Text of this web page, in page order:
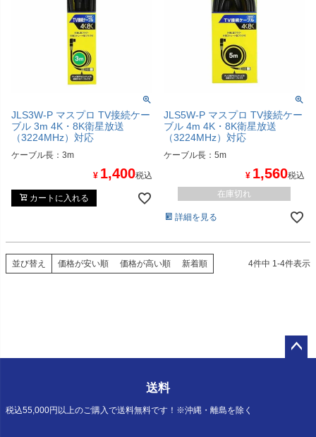
JLS3W-P マスプロ TV接続ケー
ブル 3m 4K・8K衛星放送
（3224MHz）対応
ケーブル長：3m
¥ 1,400税込
カートに入れる
JLS5W-P マスプロ TV接続ケー
ブル 4m 4K・8K衛星放送
（3224MHz）対応
ケーブル長：5m
¥ 1,560税込
在庫切れ
詳細を見る
並び替え 価格が安い順 価格が高い順 新着順 4件中 1-4件表示
送料
税込55,000円以上のご購入で送料無料です！※沖縄・離島を除く